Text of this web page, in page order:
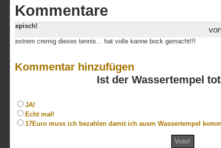
Kommentare
episch!
extrem cremig dieses tennis... hat volle kanne bock gemacht!!!
Kommentar hinzufügen
Ist der Wassertempel
JA!
Echt mal!
17Euro muss ich bezahlen damit ich ausm Wassertempel